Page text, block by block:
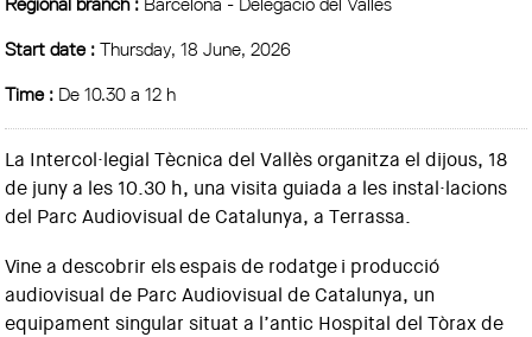
Start date :Thursday, 18 June, 2026
Time : De 10.30 a 12 h
La Intercol·legial Tècnica del Vallès organitza el dijous, 18
de juny a les 10.30 h, una visita guiada a les instal·lacions
del Parc Audiovisual de Catalunya, a Terrassa.
Vine a descobrir els espais de rodatge i producció
audiovisual de Parc Audiovisual de Catalunya, un
equipament singular situat a l’antic Hospital del Tòrax de